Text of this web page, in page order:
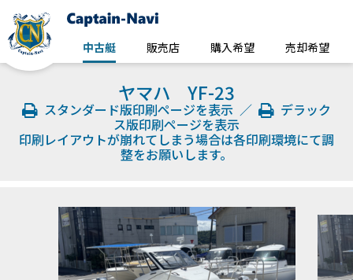
中古艇 販売店 購入希望 売却希望
ヤマハ YF-23
スタンダード版印刷ページを表示 ／
デラック
ス版印刷ページを表示
印刷レイアウトが崩れてしまう場合は各印刷環境にて調
整をお願いします。